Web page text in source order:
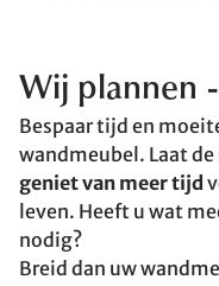
Wij plannen
Bespaar tijd en
wandmeubel. Laat
geniet van meer tijd
leven. Heeft u wat
nodig?
Breid dan uw